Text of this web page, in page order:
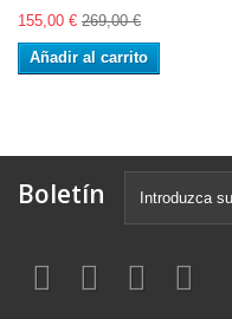
155,00 € 269,00 €
Añadir al carrito
Boletín